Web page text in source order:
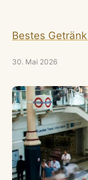
Bestes
30. Mai 2026